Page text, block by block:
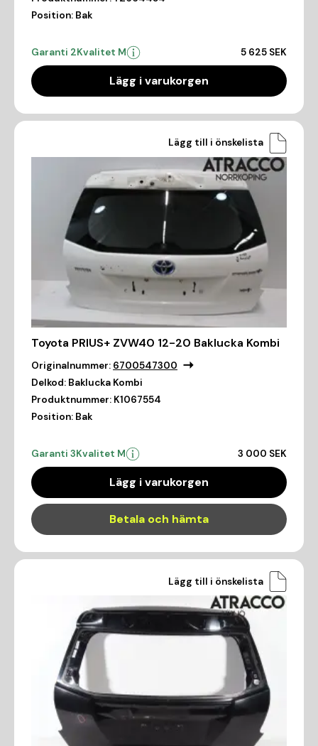
Position: Bak
Garanti 2Kvalitet M 5 625 SEK
Lägg i varukorgen
Lägg till i önskelista
Toyota PRIUS+ ZVW40 12-20 Baklucka Kombi
Originalnummer: 6700547300
Delkod: Baklucka Kombi
Produktnummer: K1067554
Position: Bak
Garanti 3Kvalitet M 3 000 SEK
Lägg i varukorgen
Betala och hämta
Lägg till i önskelista